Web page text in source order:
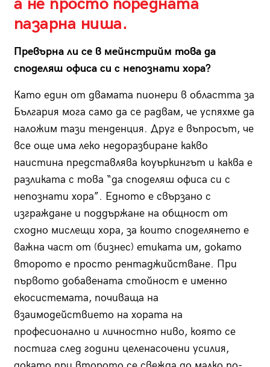
а не просто поредната
пазарна ниша.
Превърна ли се в мейнстрийм това да
споделяш офиса си с непознати хора?
Като един от двамата пионери в областта за
България мога само да се радвам, че успяхме да
наложим тази тенденция. Друг е въпросът, че
все още има леко недоразбиране какво
наистина представлява коуъркингът и каква е
разликата с това “да споделяш офиса си с
непознати хора”. Едното е свързано с
изграждане и поддържане на общност от
сходно мислещи хора, за които споделянето е
важна част от (бизнес) етиката им, докато
второто е просто рентаджийстване. При
първото добавената стойност е именно
екосистемата, почиваща на
взаимодействието на хората на
професионално и личностно ниво, която се
постига след години целенасочени усилия,